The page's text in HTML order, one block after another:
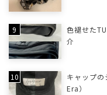
色褪せた
介
キャップ
Era）